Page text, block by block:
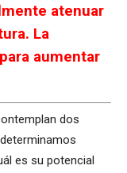
atenuar
La
aumentar
dos
es su potencial